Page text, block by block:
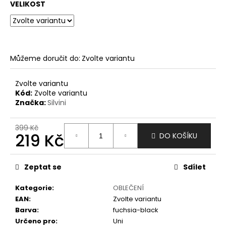
VELIKOST
Můžeme doručit do: Zvolte variantu
Zvolte variantu
Kód: Zvolte variantu
Značka:Silvini
399 Kč
219 Kč
Měrná
cena:
DO KOŠÍKU
Kategorie:
OBLEČENÍ
EAN:
Zvolte variantu
Barva:
fuchsia-black
Určeno pro: Uni
Zeptat se Sdílet
o
p
u
č
u
m
e